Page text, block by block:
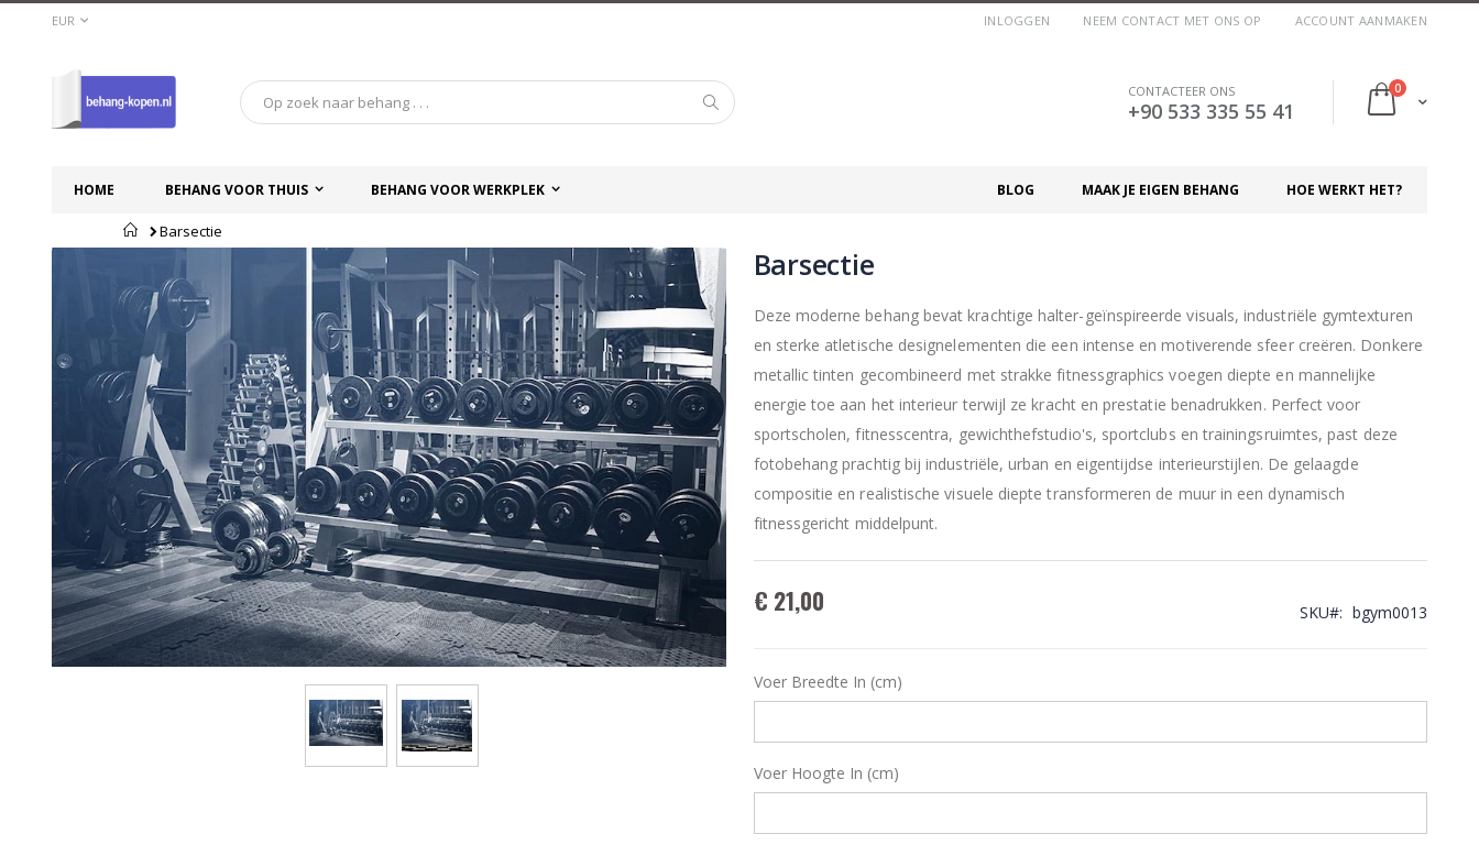
Ga
inhoud
VALUTA
EUR INLOGGEN NEEM CONTACT MET ONS OP ACCOUNT AANMAKEN
Cart
0producten
Zoek CONTACTEER ONS
+90 533 335 55 41
HOME BEHANG VOOR THUIS BEHANG VOOR WERKPLEK HOE WERKT HET?
MAAK JE EIGEN BEHANG
BLOG
Home
Barsectie
Ga
de
afbeeldingen-
Ga
de
afbeeldingen-
Barsectie
Deze moderne behang bevat krachtige halter-geïnspireerde visuals, industriële gymtexturen
en sterke atletische designelementen die een intense en motiverende sfeer creëren. Donkere
metallic tinten gecombineerd met strakke fitnessgraphics voegen diepte en mannelijke
energie toe aan het interieur terwijl ze kracht en prestatie benadrukken. Perfect voor
sportscholen, fitnesscentra, gewichthefstudio's, sportclubs en trainingsruimtes, past deze
fotobehang prachtig bij industriële, urban en eigentijdse interieurstijlen. De gelaagde
compositie en realistische visuele diepte transformeren de muur in een dynamisch
fitnessgericht middelpunt.
€ 21,00 SKU bgym0013
Voer Breedte In (cm)
Voer Hoogte In (cm)